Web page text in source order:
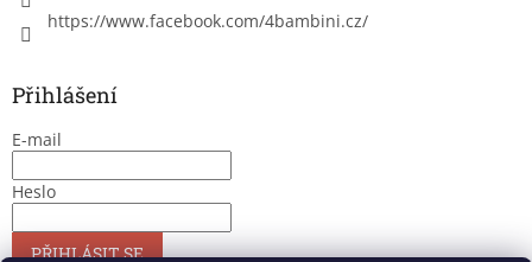
https://www.facebook.com/4bambini.cz/
Přihlášení
E-mail
Heslo
PŘIHLÁSIT SE